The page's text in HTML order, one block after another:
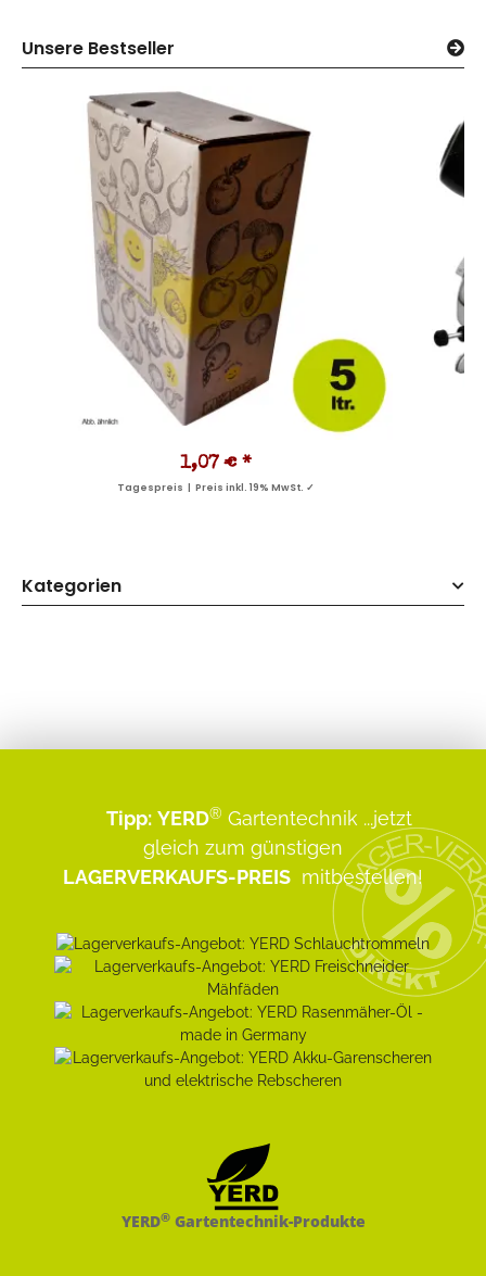
Unsere Bestseller
1,07 € *
Tagespreis | Preis inkl. 19% MwSt. ✓
Kategorien
Tipp: YERD® Gartentechnik ...jetzt
gleich zum günstigen
LAGERVERKAUFS-PREIS mitbestellen!
YERD®Gartentechnik-Produkte